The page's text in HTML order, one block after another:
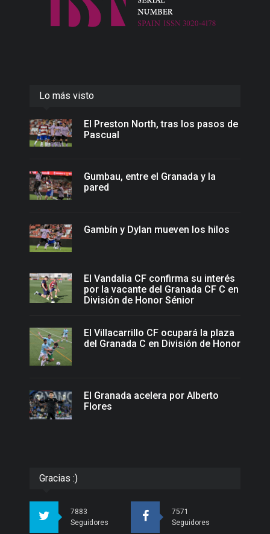
Lo más visto
El Preston North, tras los pasos de
Pascual
Gumbau, entre el Granada y la
pared
Gambín y Dylan mueven los hilos
El Vandalia CF confirma su interés
por la vacante del Granada CF C en
División de Honor Sénior
El Villacarrillo CF ocupará la plaza
del Granada C en División de Honor
El Granada acelera por Alberto
Flores
Gracias :)
7883
Seguidores
7571
Seguidores